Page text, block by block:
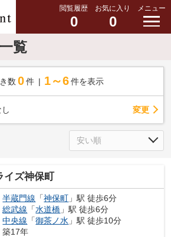
閲覧履歴
0
お気に入り
0
メニュー
覧
数 0 件 1～6 件を表示
変更
イズ神保町
半蔵門線 「神保町 」駅 徒歩6分
総武線 「水道橋 」駅 徒歩6分
中央線 「御茶ノ水 」駅 徒歩10分
築17年